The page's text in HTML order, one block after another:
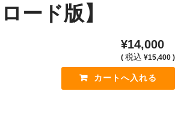
ード版】
¥14,000
( 税込 ¥15,400 )